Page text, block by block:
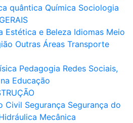
quântica Química Sociologia
Estética e Beleza Idiomas Meio
Outras Áreas Transporte
Pedagogia Redes Sociais,
Educação
Civil Segurança Segurança do
Mecânica